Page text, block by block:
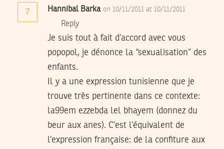
7 Hannibal Barka on 10/11/2011 at 10/11/2011
Reply
Je suis tout à fait d’accord avec vous
popopol, je dénonce la “sexualisation” des
enfants.
Il y a une expression tunisienne que je
trouve très pertinente dans ce contexte:
la99em ezzebda lel bhayem (donnez du
beur aux anes). C’est l’équivalent de
l’expression française: de la confiture aux